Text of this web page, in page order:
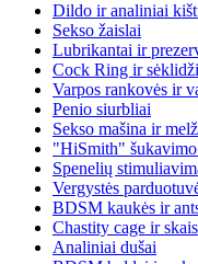
Dildo ir analiniai
Sekso žaislai
Lubrikantai ir
Cock Ring ir
Varpos rankovės ir
Penio siurbliai
Sekso mašina ir
"HiSmith" šukavimo
Spenelių
Vergystės
BDSM kaukės ir
Chastity cage ir
Analiniai dušai